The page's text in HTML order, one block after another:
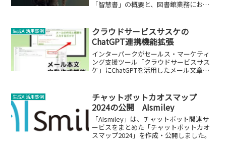
「智慧書」の概要と、図書館業務におけ
生成AI活用事例
クラウドサービスサスケの
ChatGPT連携機能拡張
インターパークがセールス・マーケティ
ング支援ツール「クラウドサービスサス
ケ」にChatGPTを活用したメール文章の
生成AI活用事例
チャットボットカオスマップ
2024の公開 AIsmiley
「AIsmiley」は、チャットボット関連サ
ービスをまとめた「チャットボットカオ
スマップ2024」を作成・公開しました。